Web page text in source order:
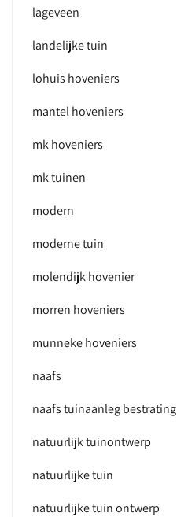
lageveen
landelijke tuin
lohuis hoveniers
mantel hoveniers
mk hoveniers
mk tuinen
modern
moderne tuin
molendijk hovenier
morren hoveniers
munneke hoveniers
naafs
naafs tuinaanleg bestrating
natuurlijk tuinontwerp
natuurlijke tuin
natuurlijke tuin ontwerp